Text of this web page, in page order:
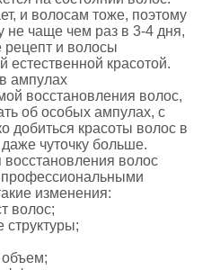
и волосам тоже, поэтому
не чаще чем раз в 3-4 дня,
рецепт и волосы
естественной красотой.
ампулах
восстановления волос,
об особых ампулах, с
добиться красоты волос в
чуточку больше.
волос
изменения:
волос;
структуры;